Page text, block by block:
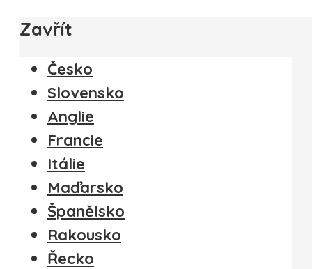
Zavřít
Česko
Slovensko
Anglie
Francie
Itálie
Maďarsko
Španělsko
Rakousko
Řecko